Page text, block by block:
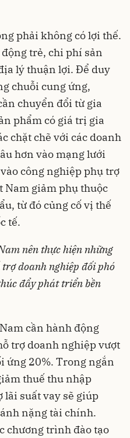
phải không có lợi thế.
trẻ, chi phí sản
lý thuận lợi. Để duy
chuỗi cung ứng,
chuyển đổi từ gia
phẩm có giá trị gia
chặt chẽ với các doanh
hơn vào mạng lưới
công nghiệp phụ trợ
Nam giảm phụ thuộc
từ đó củng cố vị thế
tế.
nên thực hiện những
doanh nghiệp đối phó
đẩy phát triển bền
cần hành động
trợ doanh nghiệp vượt
ứng 20%. Trong ngắn
thuế thu nhập
lãi suất vay sẽ giúp
nặng tài chính.
chương trình đào tạo